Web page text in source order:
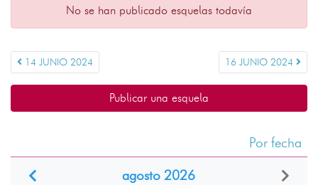
No se han publicado esquelas todavía
14 JUNIO 2024 16 JUNIO 2024
Publicar una esquela
Por fecha
agosto 2026